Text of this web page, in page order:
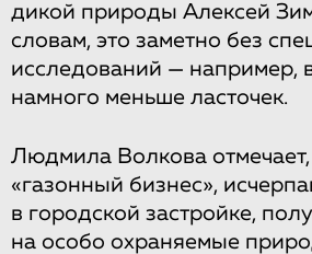
дикой природы Алексей
словам, это заметно без
исследований — например,
намного меньше ласточек.
Людмила Волкова
«газонный бизнес»,
в городской застройке,
на особо охраняемые